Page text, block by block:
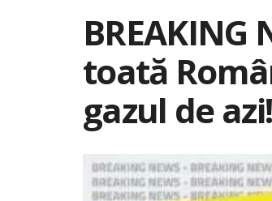
BREAKING
toată
gazul de azi!